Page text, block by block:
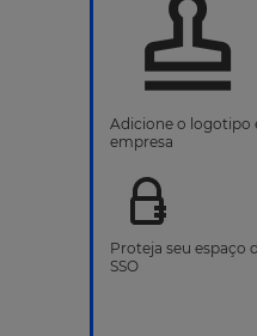
Adicione o logotipo
empresa
Proteja seu espaço
SSO